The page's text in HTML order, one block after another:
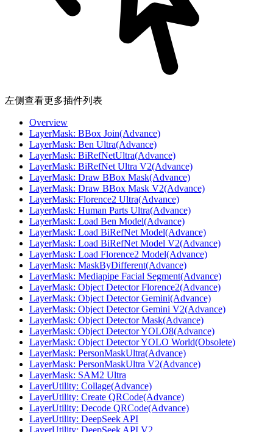
左侧查看更多插件列表
Overview
LayerMask: BBox Join(Advance)
LayerMask: Ben Ultra(Advance)
LayerMask: BiRefNetUltra(Advance)
LayerMask: BiRefNet Ultra V2(Advance)
LayerMask: Draw BBox Mask(Advance)
LayerMask: Draw BBox Mask V2(Advance)
LayerMask: Florence2 Ultra(Advance)
LayerMask: Human Parts Ultra(Advance)
LayerMask: Load Ben Model(Advance)
LayerMask: Load BiRefNet Model(Advance)
LayerMask: Load BiRefNet Model V2(Advance)
LayerMask: Load Florence2 Model(Advance)
LayerMask: MaskByDifferent(Advance)
LayerMask: Mediapipe Facial Segment(Advance)
LayerMask: Object Detector Florence2(Advance)
LayerMask: Object Detector Gemini(Advance)
LayerMask: Object Detector Gemini V2(Advance)
LayerMask: Object Detector Mask(Advance)
LayerMask: Object Detector YOLO8(Advance)
LayerMask: Object Detector YOLO World(Obsolete)
LayerMask: PersonMaskUltra(Advance)
LayerMask: PersonMaskUltra V2(Advance)
LayerMask: SAM2 Ultra
LayerUtility: Collage(Advance)
LayerUtility: Create QRCode(Advance)
LayerUtility: Decode QRCode(Advance)
LayerUtility: DeepSeek API
LayerUtility: DeepSeek API V2